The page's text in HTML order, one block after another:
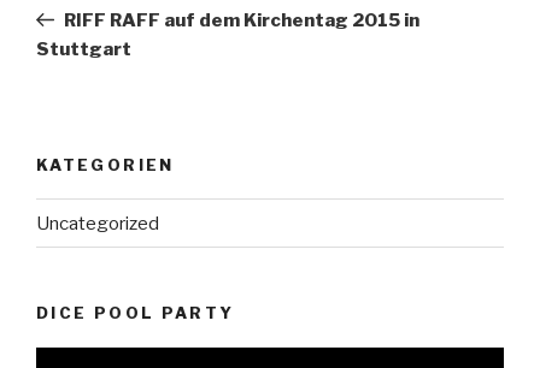
Beitrag
RIFF RAFF auf dem Kirchentag 2015 in
Stuttgart
KATEGORIEN
Uncategorized
DICE POOL PARTY